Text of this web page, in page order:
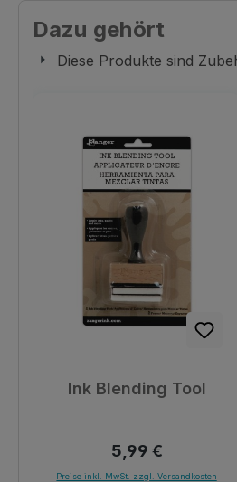
Dazu gehört
Diese Produkte sind
Ink Blending Tool
Regulärer Preis:
5,99 €
Preise inkl. MwSt. zzgl. Versandkosten